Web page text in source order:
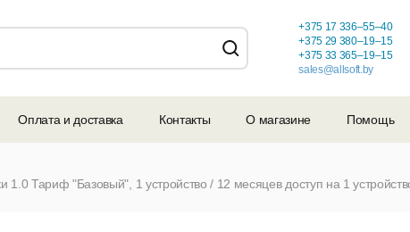
+375 17 336–55–40
+375 29 380–19–15
+375 33 365–19–15
sales@allsoft.by
Оплата и доставка Контакты О магазине Помощь